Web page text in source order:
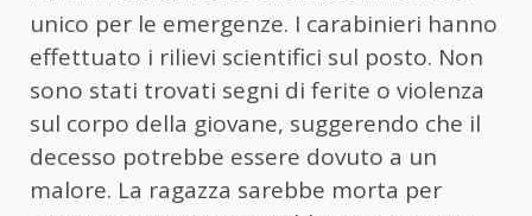
unico per le emergenze. I carabinieri hanno
effettuato i rilievi scientifici sul posto. Non
sono stati trovati segni di ferite o violenza
sul corpo della giovane, suggerendo che il
decesso potrebbe essere dovuto a un
malore. La ragazza sarebbe morta per